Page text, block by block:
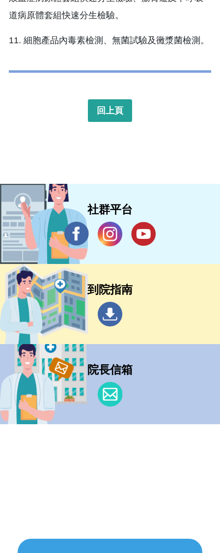
道病原體套組快速分生檢驗。
11. 細胞產品內毒素檢測、無菌試驗及黴漿菌檢測。
回上頁
社群平台
到院指南
院長信箱